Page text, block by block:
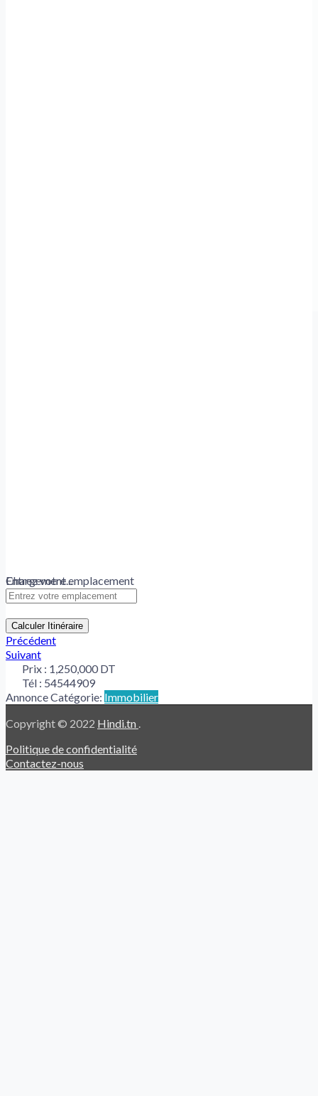
Chargement...
Entrez votre emplacement
Calculer Itinéraire
Précédent
Suivant
Prix : 1,250,000 DT
Tél : 54544909
Annonce Catégorie: Immobilier
Copyright © 2022 Hindi.tn .
Politique de confidentialité
Contactez-nous